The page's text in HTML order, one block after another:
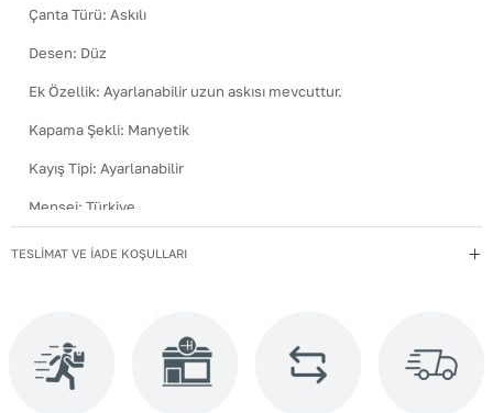
Çanta Türü: Askılı
Desen: Düz
Ek Özellik: Ayarlanabilir uzun askısı mevcuttur.
Kapama Şekli: Manyetik
Kayış Tipi: Ayarlanabilir
Menşei: Türkiye
EnxBoyxDerinlik:21,5x20,5x9
Yıkama Talimatı
Çanta ve Aksesuarları hafif nemli bir bezle silin.
Kimyasal temizleyiciler kullanmayın. Temizlik sonrası doğrudan
güneşe maruz bırakmadan, oda sıcaklığında kurutun. Nemden
TESLİMAT VE İADE KOŞULLARI